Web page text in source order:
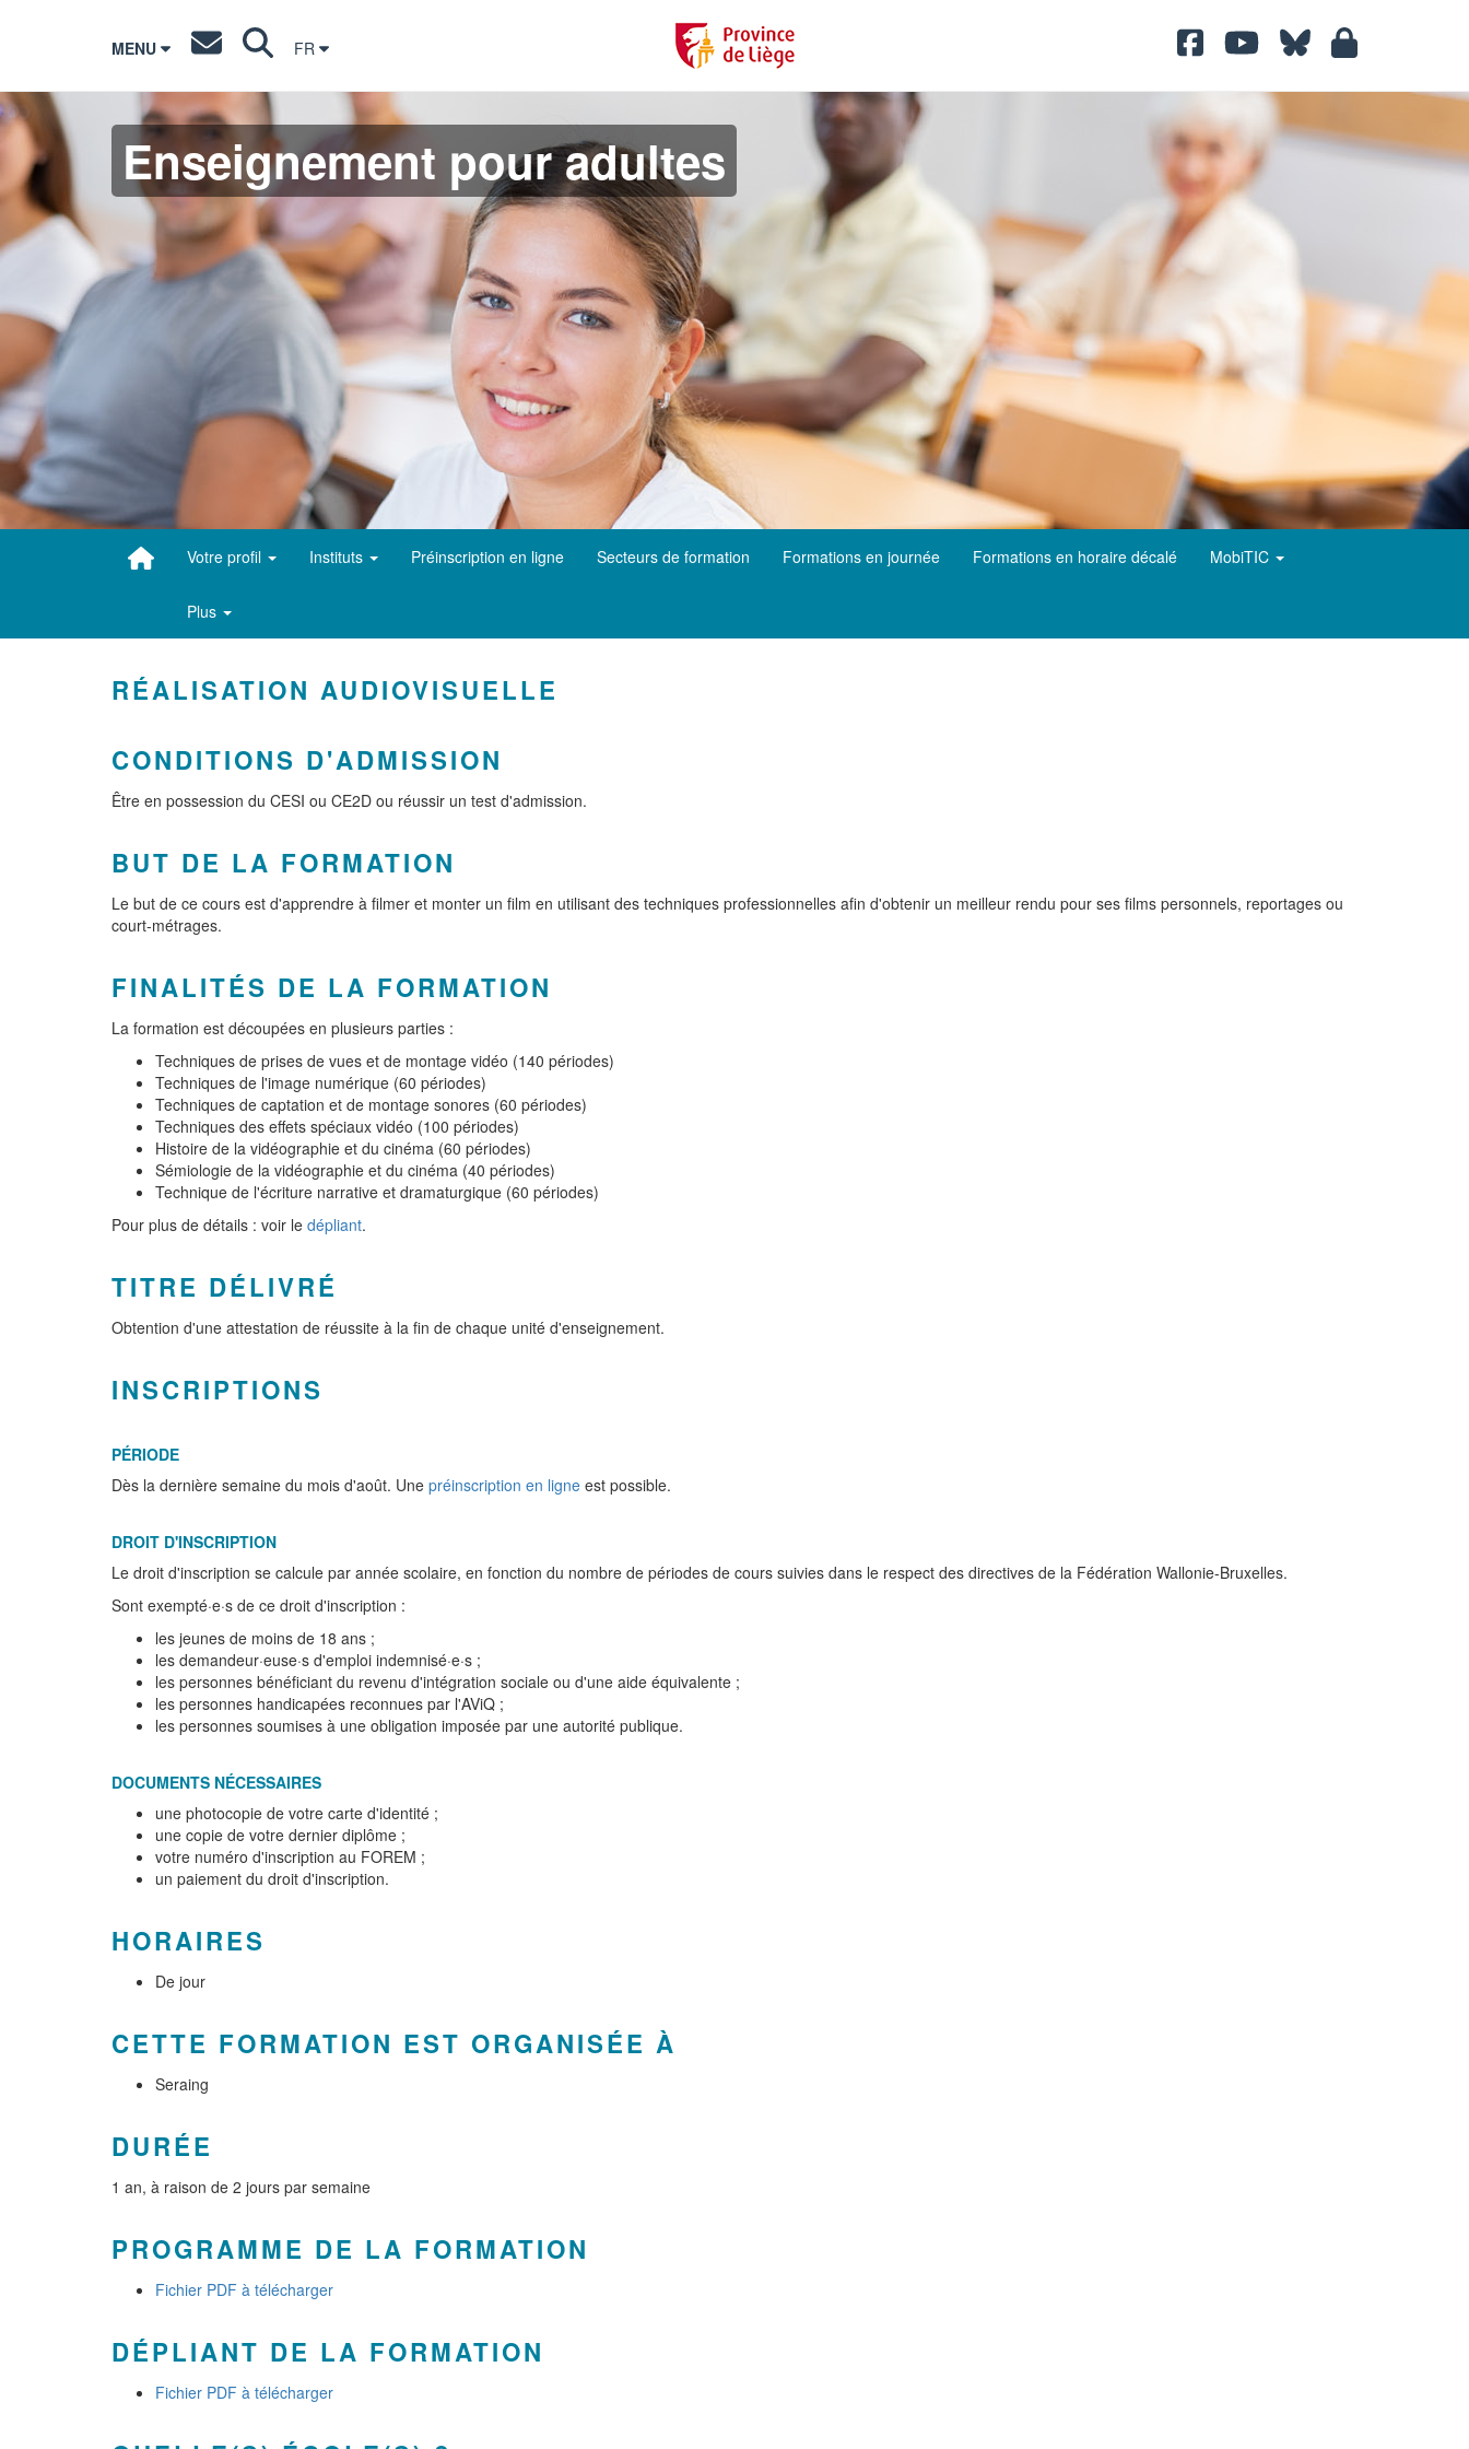
MENU FR
Enseignement pour adultes
Votre profil Instituts Préinscription en ligne Secteurs de formation Formations en journée Formations en horaire décalé MobiTIC
Plus
RÉALISATION AUDIOVISUELLE
CONDITIONS D'ADMISSION
Être en possession du CESI ou CE2D ou réussir un test d'admission.
BUT DE LA FORMATION
Le but de ce cours est d'apprendre à filmer et monter un film en utilisant des techniques professionnelles afin d'obtenir un meilleur rendu pour ses films personnels, reportages ou
court-métrages.
FINALITÉS DE LA FORMATION
La formation est découpées en plusieurs parties :
Techniques de prises de vues et de montage vidéo (140 périodes)
Techniques de l'image numérique (60 périodes)
Techniques de captation et de montage sonores (60 périodes)
Techniques des effets spéciaux vidéo (100 périodes)
Histoire de la vidéographie et du cinéma (60 périodes)
Sémiologie de la vidéographie et du cinéma (40 périodes)
Technique de l'écriture narrative et dramaturgique (60 périodes)
Pour plus de détails : voir le dépliant.
TITRE DÉLIVRÉ
Obtention d'une attestation de réussite à la fin de chaque unité d'enseignement.
INSCRIPTIONS
PÉRIODE
Dès la dernière semaine du mois d'août. Une préinscription en ligne est possible.
DROIT D'INSCRIPTION
Le droit d'inscription se calcule par année scolaire, en fonction du nombre de périodes de cours suivies dans le respect des directives de la Fédération Wallonie-Bruxelles.
Sont exempté·e·s de ce droit d'inscription :
les jeunes de moins de 18 ans ;
les demandeur·euse·s d'emploi indemnisé·e·s ;
les personnes bénéficiant du revenu d'intégration sociale ou d'une aide équivalente ;
les personnes handicapées reconnues par l'AViQ ;
les personnes soumises à une obligation imposée par une autorité publique.
DOCUMENTS NÉCESSAIRES
une photocopie de votre carte d'identité ;
une copie de votre dernier diplôme ;
votre numéro d'inscription au FOREM ;
un paiement du droit d'inscription.
HORAIRES
De jour
CETTE FORMATION EST ORGANISÉE À
Seraing
DURÉE
1 an, à raison de 2 jours par semaine
PROGRAMME DE LA FORMATION
Fichier PDF à télécharger
DÉPLIANT DE LA FORMATION
Fichier PDF à télécharger